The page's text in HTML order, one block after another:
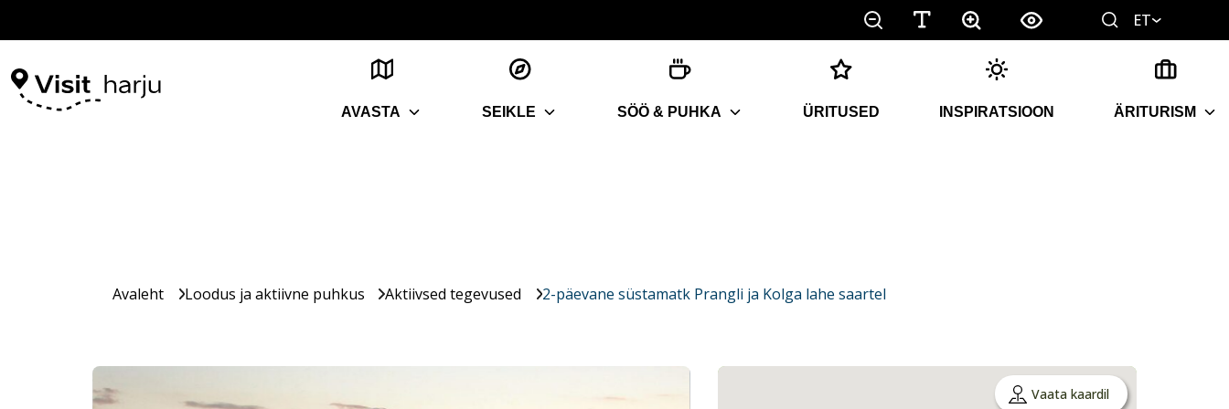
ET
AVASTA SEIKLE SÖÖ & PUHKA ÜRITUSED INSPIRATSIOON ÄRITURISM
Avaleht Loodus ja aktiivne puhkus Aktiivsed tegevused 2-päevane süstamatk Prangli ja Kolga lahe saartel
Vaata kaardil